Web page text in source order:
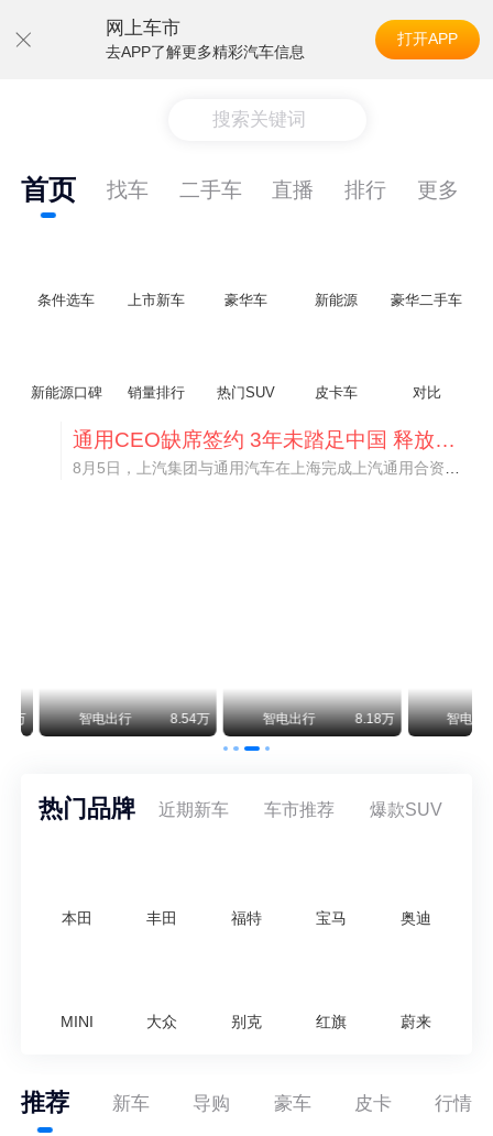
网上车市
去APP了解更多精彩汽车信息
打开APP
搜索关键词
首页 找车 二手车 直播 排行 更多
条件选车 上市新车 豪华车 新能源 豪华二手车
新能源口碑 销量排行 热门SUV 皮卡车 对比
通用CEO缺席签约 3年未踏足中国 释放反常信号
智电出行 8.54万 智电出行 8.18万 智电出行
热门品牌 近期新车 车市推荐 爆款SUV
本田 丰田 福特 宝马 奥迪
MINI 大众 别克 红旗 蔚来
推荐 新车 导购 豪车 皮卡 行情